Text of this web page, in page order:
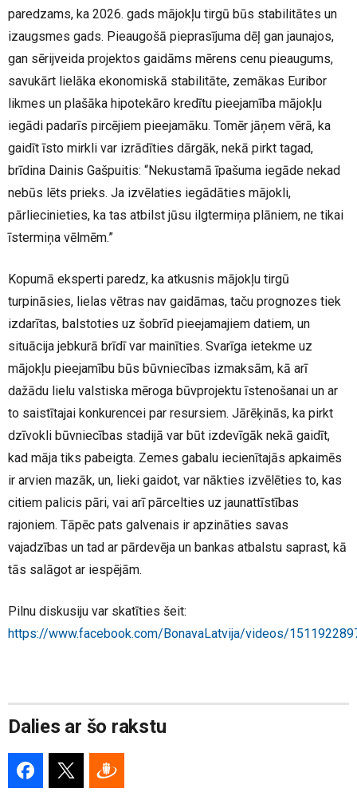
paredzams, ka 2026. gads mājokļu tirgū būs stabilitātes un
izaugsmes gads. Pieaugošā pieprasījuma dēļ gan jaunajos,
gan sērijveida projektos gaidāms mērens cenu pieaugums,
savukārt lielāka ekonomiskā stabilitāte, zemākas Euribor
likmes un plašāka hipotekāro kredītu pieejamība mājokļu
iegādi padarīs pircējiem pieejamāku. Tomēr jāņem vērā, ka
gaidīt īsto mirkli var izrādīties dārgāk, nekā pirkt tagad,
brīdina Dainis Gašpuitis: “Nekustamā īpašuma iegāde nekad
nebūs lēts prieks. Ja izvēlaties iegādāties mājokli,
pārliecinieties, ka tas atbilst jūsu ilgtermiņa plāniem, ne tikai
īstermiņa vēlmēm.”
Kopumā eksperti paredz, ka atkusnis mājokļu tirgū
turpināsies, lielas vētras nav gaidāmas, taču prognozes tiek
izdarītas, balstoties uz šobrīd pieejamajiem datiem, un
situācija jebkurā brīdī var mainīties. Svarīga ietekme uz
mājokļu pieejamību būs būvniecības izmaksām, kā arī
dažādu lielu valstiska mēroga būvprojektu īstenošanai un ar
to saistītajai konkurencei par resursiem. Jārēķinās, ka pirkt
dzīvokli būvniecības stadijā var būt izdevīgāk nekā gaidīt,
kad māja tiks pabeigta. Zemes gabalu iecienītajās apkaimēs
ir arvien mazāk, un, lieki gaidot, var nākties izvēlēties to, kas
citiem palicis pāri, vai arī pārcelties uz jaunattīstības
rajoniem. Tāpēc pats galvenais ir apzināties savas
vajadzības un tad ar pārdevēja un bankas atbalstu saprast, kā
tās salāgot ar iespējām.
Pilnu diskusiju var skatīties šeit:
https://www.facebook.com/BonavaLatvija/videos/
Dalies ar šo rakstu